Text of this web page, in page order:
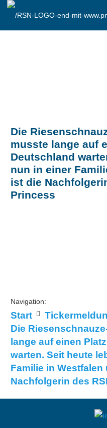
Die
musste lange auf
Deutschland
nun in einer
ist die
Princess
Navigation:
Start
Die
lange auf einen
warten. Seit heute
Familie in Westfalen
Nachfolgerin des